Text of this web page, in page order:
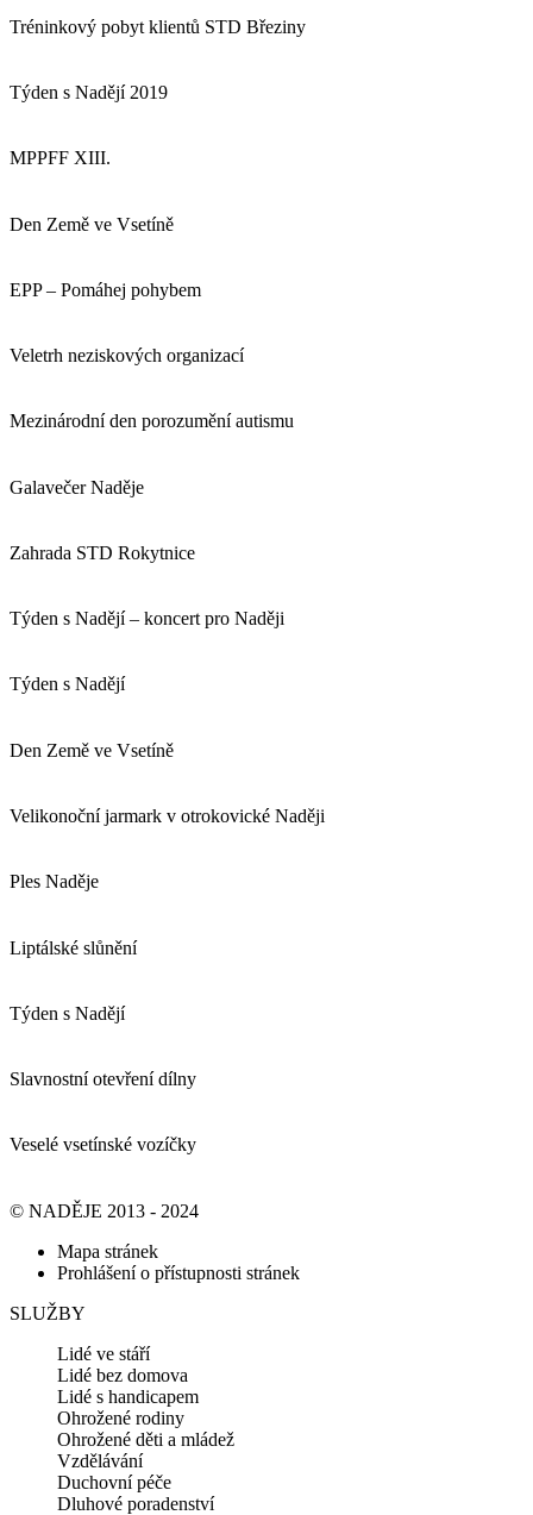
Tréninkový pobyt klientů STD Březiny
Týden s Nadějí 2019
MPPFF XIII.
Den Země ve Vsetíně
EPP – Pomáhej pohybem
Veletrh neziskových organizací
Mezinárodní den porozumění autismu
Galavečer Naděje
Zahrada STD Rokytnice
Týden s Nadějí – koncert pro Naději
Týden s Nadějí
Den Země ve Vsetíně
Velikonoční jarmark v otrokovické Naději
Ples Naděje
Liptálské slůnění
Týden s Nadějí
Slavnostní otevření dílny
Veselé vsetínské vozíčky
© NADĚJE 2013 - 2024
Mapa stránek
Prohlášení o přístupnosti stránek
SLUŽBY
Lidé ve stáří
Lidé bez domova
Lidé s handicapem
Ohrožené rodiny
Ohrožené děti a mládež
Vzdělávání
Duchovní péče
Dluhové poradenství